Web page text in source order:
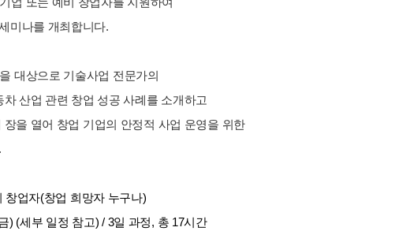
미나를 개최합니다.
대상으로 기술사업 전문가의
산업 관련 창업 성공 사례를 소개하고
을 열어 창업 기업의 안정적 사업 운영을 위한
.
업자(창업 희망자 누구나)
) (세부 일정 참고) / 3일 과정, 총 17시간